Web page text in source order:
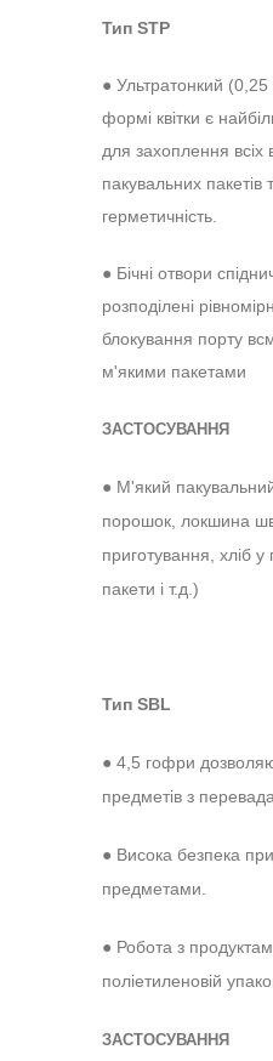
Тип STP
● Ультратонкий
формі квітки є
для захоплення всіх
пакувальних пакетів
герметичність.
● Бічні отвори
розподілені
блокування порту
м'якими пакетами
ЗАСТОСУВАННЯ
● М'який
порошок, локшина
приготування, хліб у
пакети і т.д.)
Тип SBL
● 4,5 гофри
предметів з
● Висока безпека
предметами.
● Робота з
поліетиленовій
ЗАСТОСУВАННЯ